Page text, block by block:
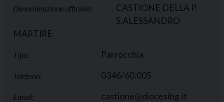
Denominazione ufficiale:
CASTIONE DELLA P.
S.ALESSANDRO
MARTIRE
Tipo: Parrocchia
Telefono: 0346/60.005
Email: castione@diocesibg.it